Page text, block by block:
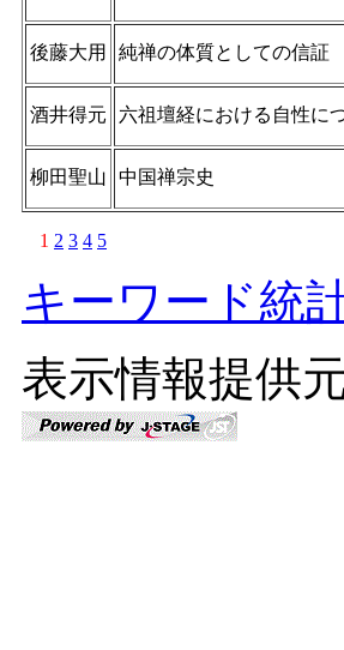
後藤大用 純禅の体質としての信証
酒井得元 六祖壇経における自性に
柳田聖山 中国禅宗史
1 2 3 4 5
キーワード統
表示情報提供